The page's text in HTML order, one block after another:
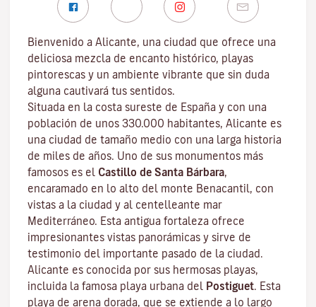
Bienvenido a Alicante, una ciudad que ofrece una
deliciosa mezcla de encanto histórico, playas
pintorescas y un ambiente vibrante que sin duda
alguna cautivará tus sentidos.
Situada en la costa sureste de España y con una
población de unos 330.000 habitantes, Alicante es
una ciudad de tamaño medio con una larga historia
de miles de años. Uno de sus monumentos más
famosos es el Castillo de Santa Bárbara,
encaramado en lo alto del monte Benacantil, con
vistas a la ciudad y al centelleante mar
Mediterráneo. Esta antigua fortaleza ofrece
impresionantes vistas panorámicas y sirve de
testimonio del importante pasado de la ciudad.
Alicante es conocida por sus hermosas playas,
incluida la famosa playa urbana del Postiguet. Esta
playa de arena dorada, que se extiende a lo largo